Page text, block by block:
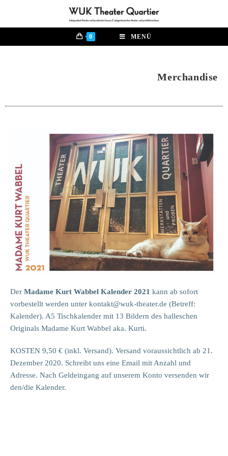
0 MENÜ
Merchandise
Der Madame Kurt Wabbel Kalender 2021 kann ab sofort
vorbestellt werden unter kontakt@wuk-theater.de (Betreff:
Kalender). A5 Tischkalender mit 13 Bildern des halleschen
Originals Madame Kurt Wabbel aka. Kurti.
KOSTEN 9,50 € (inkl. Versand). Versand voraussichtlich ab 21.
Dezember 2020. Schreibt uns eine Email mit Anzahl und
Adresse. Nach Geldeingang auf unserem Konto versenden wir
den/die Kalender.